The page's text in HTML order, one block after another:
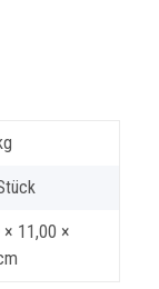
× 11,00 ×